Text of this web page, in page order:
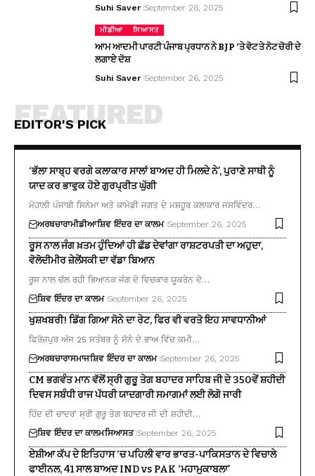
Suhi Saver September 26, 2025
ਮੀਡੀਆ ਸਿਆਸਤ
ਆਮ ਆਦਮੀ ਪਾਰਟੀ ਪੰਜਾਬ ਪ੍ਰਧਾਨ ਨੇ BJP ‘ਤੇ ਵੋਟ ਤੇ ਨੋਟ ਚੋਰੀ ਦੇ
ਲਗਾਏ ਦੋਸ਼
Suhi Saver September 26, 2025
EDITOR'S PICK
FEATURED
‘ਭੱਲਾ ਸਾਬ੍ਹ ਵਰਗੇ ਕਲਾਕਾਰ ਸਾਲਾਂ ਬਾਅਦ ਹੀ ਮਿਲਦੇ ਨੇ’, ਪੁਰਾਣੇ ਸਾਥੀ ਨੂੰ
ਯਾਦ ਕਰ ਭਾਵੁਕ ਹੋਏ ਗੁਰਪ੍ਰੀਤ ਘੁੱਗੀ
ਮੋਹਾਲੀ ਪੰਜਾਬੀ ਸਿਨੇਮਾ ਅਤੇ ਕਾਮੇਡੀ ਜਗਤ ਦੇ ਮਸ਼ਹੂਰ ਕਲਾਕਾਰ ਜਸਵਿੰਦਰ…
ਅਰਥਚਾਰਾਮੀਡੀਆਸ਼ਿਵ ਇੰਦਰ ਦਾ ਕਾਲਮ September 26, 2025
ਰੂਸ ਨਾਲ ਜੰਗ ਖ਼ਤਮ ਹੁੰਦਿਆਂ ਹੀ ਛੱਡ ਦੇਵਾਂਗਾ ਰਾਸ਼ਟਰਪਤੀ ਦਾ ਅਹੁਦਾ,
ਵੋਲੋਦੀਮੀਰ ਜ਼ੇਲੇਂਸਕੀ ਦਾ ਵੱਡਾ ਬਿਆਨ
ਰੂਸ ਨਾਲ ਚੱਲ ਰਹੀ ਭਿਆਨਕ ਜੰਗ ਦੇ ਵਿਚਕਾਰ ਯੂਕਰੇਨ ਦੇ…
ਸ਼ਿਵ ਇੰਦਰ ਦਾ ਕਾਲਮ September 26, 2025
ਖੁਸ਼ਖਬਰੀ! ਡਿੱਗ ਗਿਆ ਸੋਨੇ ਦਾ ਰੇਟ, ਫਿਰ ਵੀ ਵਰਤੋ ਇਹ ਸਾਵਧਾਨੀਆਂ
ਫਿਰੋਜ਼ਪੁਰ ਅੱਜ 25 ਸਤੰਬਰ ਨੂੰ ਸੋਨੇ ਦੇ ਭਾਅ ਵਿੱਚ ਕਮੀ…
ਅਰਥਚਾਰਾਸਮਾਜਸ਼ਿਵ ਇੰਦਰ ਦਾ ਕਾਲਮ September 26, 2025
CM ਭਗਵੰਤ ਮਾਨ ਵੱਲੋਂ ਸ੍ਰੀ ਗੁਰੂ ਤੇਗ ਬਹਾਦਰ ਸਾਹਿਬ ਜੀ ਦੇ 350ਵੇਂ ਸ਼ਹੀਦੀ
ਦਿਵਸ ਸਬੰਧੀ ਰਾਜ ਪੱਧਰੀ ਯਾਦਗਾਰੀ ਸਮਾਗਮਾਂ ਲਈ ਲੋਗੋ ਜਾਰੀ
ਹਿੰਦ ਦੀ ਚਾਦਰ’ ਸ੍ਰੀ ਗੁਰੂ ਤੇਗ ਬਹਾਦਰ ਜੀ ਦੀ ਸ਼ਹੀਦੀ…
ਸ਼ਿਵ ਇੰਦਰ ਦਾ ਕਾਲਮਸਿਆਸਤ September 26, 2025
ਏਸ਼ੀਆ ਕੱਪ ਦੇ ਇਤਿਹਾਸ ‘ਚ ਪਹਿਲੀ ਵਾਰ ਭਾਰਤ-ਪਾਕਿਸਤਾਨ ਦੇ ਵਿਚਾਲੇ
ਫਾਈਨਲ, 41 ਸਾਲ ਬਾਅਦ IND vs PAK ‘ਮਹਾਮੁਕਾਬਲਾ’